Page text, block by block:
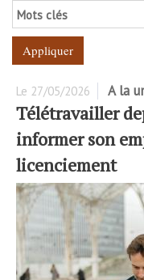
Mots clés
Le 27/05/2026 A la
Télétravailler
informer son
licenciement